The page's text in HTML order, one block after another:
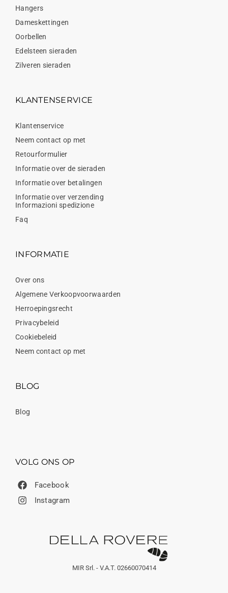
Hangers
Dameskettingen
Oorbellen
Edelsteen sieraden
Zilveren sieraden
KLANTENSERVICE
Klantenservice
Neem contact op met
Retourformulier
Informatie over de sieraden
Informatie over betalingen
Informatie over verzending
Informazioni spedizione
Faq
INFORMATIE
Over ons
Algemene Verkoopvoorwaarden
Herroepingsrecht
Privacybeleid
Cookiebeleid
Neem contact op met
BLOG
Blog
VOLG ONS OP
Facebook
Instagram
MIR Srl. - V.A.T. 02660070414